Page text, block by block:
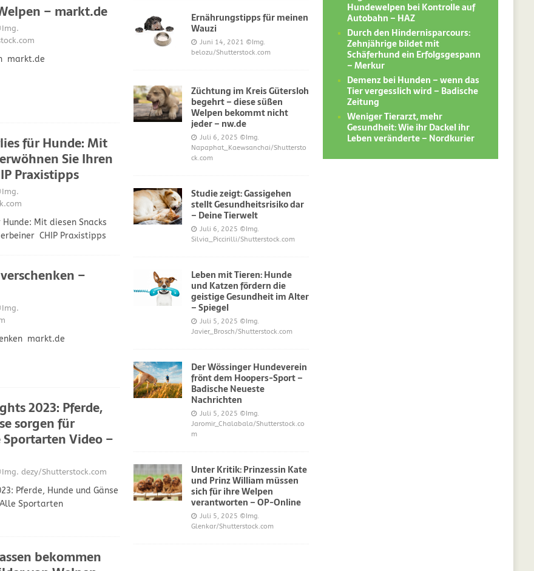
dem Hoopers-Sport – Badische Neueste Nachrichten SPORT
William müssen sich für ihre Welpen verantworten – OP-
DIES UND DAS
– markt.de
markt.de
für Hunde: Mit
Sie Ihren
Praxistipps
Mit diesen Snacks
CHIP Praxistipps
–
markt.de
2023: Pferde,
sorgen für
Video –
dezy/Shutterstock.com
Pferde, Hunde und Gänse
Sportarten
bekommen
Ernährungstipps für meinen
Wauzi
Juni 14, 2021 ©Img.
belozu/Shutterstock.com
Züchtung im Kreis Gütersloh
begehrt – diese süßen
Welpen bekommt nicht
jeder – nw.de
Juli 6, 2025 ©Img.
Napaphat_Kaewsanchai/Shuttersto
ck.com
Studie zeigt: Gassigehen
stellt Gesundheitsrisiko dar
– Deine Tierwelt
Juli 6, 2025 ©Img.
Silvia_Piccirilli/Shutterstock.com
Leben mit Tieren: Hunde
und Katzen fördern die
geistige Gesundheit im Alter
– Spiegel
Juli 5, 2025 ©Img.
Javier_Brosch/Shutterstock.com
Der Wössinger Hundeverein
frönt dem Hoopers-Sport –
Badische Neueste
Nachrichten
Juli 5, 2025 ©Img.
Jaromir_Chalabala/Shutterstock.co
m
Unter Kritik: Prinzessin Kate
und Prinz William müssen
sich für ihre Welpen
verantworten – OP-Online
Juli 5, 2025 ©Img.
Glenkar/Shutterstock.com
Hundewelpen bei Kontrolle auf
Autobahn – HAZ
Durch den Hindernisparcours:
Zehnjährige bildet mit
Schäferhund ein Erfolgsgespann
– Merkur
Demenz bei Hunden – wenn das
Tier vergesslich wird – Badische
Zeitung
Weniger Tierarzt, mehr
Gesundheit: Wie ihr Dackel ihr
Leben veränderte – Nordkurier